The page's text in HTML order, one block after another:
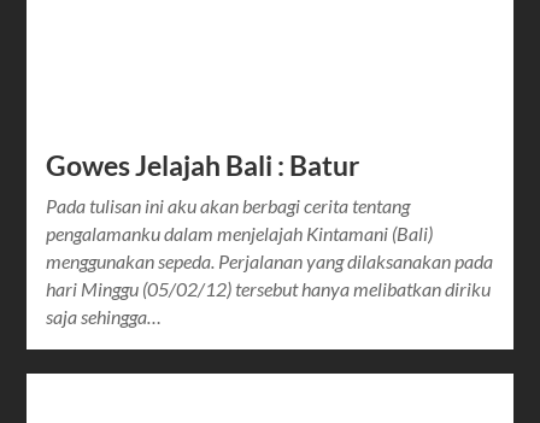
Gowes Jelajah Bali : Batur
Pada tulisan ini aku akan berbagi cerita tentang
pengalamanku dalam menjelajah Kintamani (Bali)
menggunakan sepeda. Perjalanan yang dilaksanakan pada
hari Minggu (05/02/12) tersebut hanya melibatkan diriku
saja sehingga…